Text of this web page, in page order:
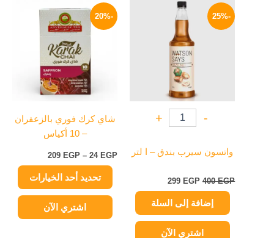
-25%
-
+
واتسون سيرب بندق – ا لتر
400EGP
الأصلي
400 EGP.
299 EGP
إضافة إلى السلة
اشتري الآن
-20%
شاي كرك فوري بالزعفران
– 10 أكياس
24 EGP
–
209 EGP
السعر:
من
⁦209 EGP⁩
تحديد أحد الخيارات
هناك
العديد
من
المختلفة
اختيار
الخيارات
صفحة
المنتج
اشتري الآن